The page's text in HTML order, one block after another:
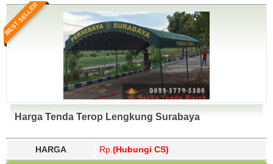
BEST SELLER
Harga Tenda Terop Lengkung Surabaya
HARGA Rp. (Hubungi CS)